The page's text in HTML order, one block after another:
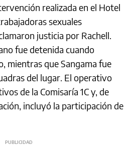
realizada en el Hotel
sexuales
justicia por Rachell.
fue detenida cuando
mientras que Sangama fue
del lugar. El operativo
de la Comisaría 1C y, de
incluyó la participación de